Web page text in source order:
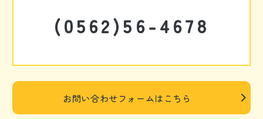
(0562)56-4678
お問い合わせフォームはこちら